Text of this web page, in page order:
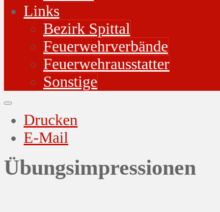
Links
Bezirk Spittal
Feuerwehrverbände
Feuerwehrausstatter
Sonstige
Drucken
E-Mail
Übungsimpressionen